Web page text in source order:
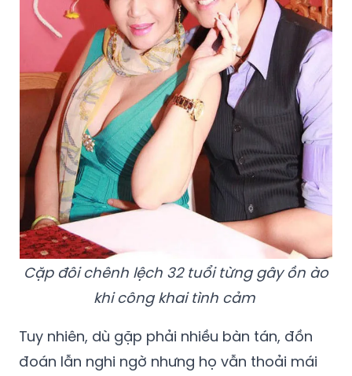
Cặp đôi chênh lệch 32 tuổi từng gây ồn ào
khi công khai tình cảm
Tuy nhiên, dù gặp phải nhiều bàn tán, đồn
đoán lẫn nghi ngờ nhưng họ vẫn thoải mái